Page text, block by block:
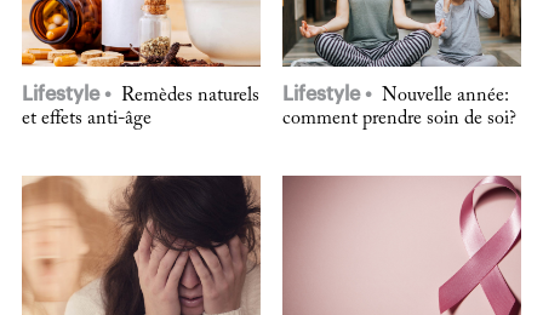
Lifestyle
Remèdes naturels
et effets anti-âge
Lifestyle
Nouvelle année:
comment prendre soin de soi?